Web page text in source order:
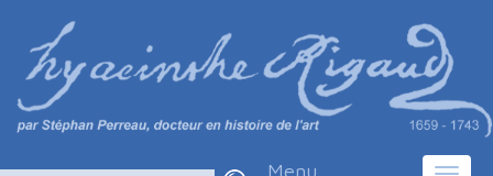
Menu